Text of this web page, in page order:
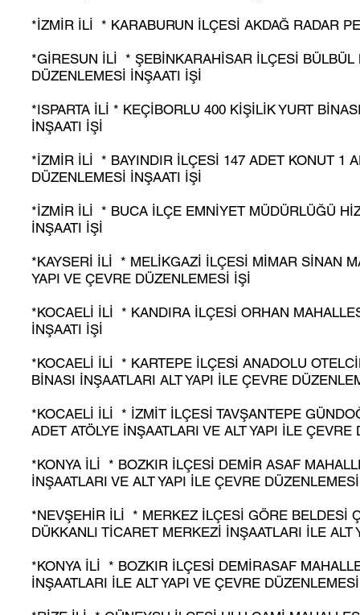
*İZMİR İLİ * KARABURUN İLÇESİ AKDAĞ RADAR
*GİRESUN İLİ * ŞEBİNKARAHİSAR İLÇESİ BÜLBÜL
DÜZENLEMESİ İNŞAATI İŞİ
*ISPARTA İLİ * KEÇİBORLU 400 KİŞİLİK YURT
İNŞAATI İŞİ
*İZMİR İLİ * BAYINDIR İLÇESİ 147 ADET KONUT 1
DÜZENLEMESİ İNŞAATI İŞİ
*İZMİR İLİ * BUCA İLÇE EMNİYET MÜDÜRLÜĞÜ
İNŞAATI İŞİ
*KAYSERİ İLİ * MELİKGAZİ İLÇESİ MİMAR SİNAN
YAPI VE ÇEVRE DÜZENLEMESİ İŞİ
*KOCAELİ İLİ * KANDIRA İLÇESİ ORHAN
İNŞAATI İŞİ
*KOCAELİ İLİ * KARTEPE İLÇESİ ANADOLU
BİNASI İNŞAATLARI ALT YAPI İLE ÇEVRE
*KOCAELİ İLİ * İZMİT İLÇESİ TAVŞANTEPE
ADET ATÖLYE İNŞAATLARI VE ALT YAPI İLE
*KONYA İLİ * BOZKIR İLÇESİ DEMİR ASAF
İNŞAATLARI VE ALT YAPI İLE ÇEVRE
*NEVŞEHİR İLİ * MERKEZ İLÇESİ GÖRE BELDESİ
DÜKKANLI TİCARET MERKEZİ İNŞAATLARI İLE
*KONYA İLİ * BOZKIR İLÇESİ DEMİRASAF
İNŞAATLARI İLE ALT YAPI VE ÇEVRE